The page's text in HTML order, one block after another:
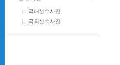
국내선수사진
국외선수사진